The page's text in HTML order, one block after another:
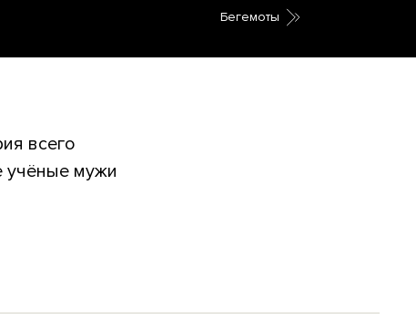
Бегемоты
всего
учёные мужи